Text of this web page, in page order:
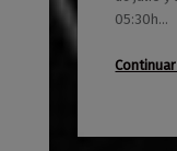
05:30h…